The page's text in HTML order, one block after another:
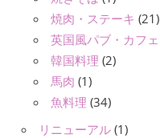
焼肉・ステーキ (21)
英国風パブ・カフェ
韓国料理 (2)
馬肉 (1)
魚料理 (34)
リニューアル (1)